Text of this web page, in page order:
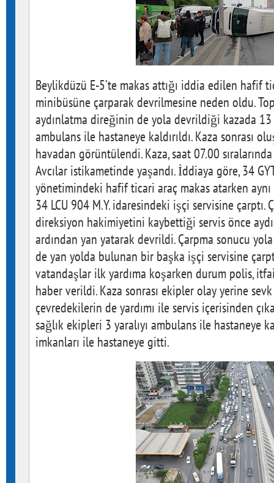
Beylikdüzü E-5’te makas attığı iddia edilen hafif
minibüsüne çarparak devrilmesine neden oldu.
aydınlatma direğinin de yola devrildiği kazada
ambulans ile hastaneye kaldırıldı. Kaza sonrası
havadan görüntülendi. Kaza, saat 07.00
Avcılar istikametinde yaşandı. İddiaya göre, 34
yönetimindeki hafif ticari araç makas atarken
34 LCU 904 M.Y. idaresindeki işçi servisine çarptı.
direksiyon hakimiyetini kaybettiği servis önce
ardından yan yatarak devrildi. Çarpma sonucu
de yan yolda bulunan bir başka işçi servisine
vatandaşlar ilk yardıma koşarken durum polis,
haber verildi. Kaza sonrası ekipler olay yerine
çevredekilerin de yardımı ile servis içerisinden
sağlık ekipleri 3 yaralıyı ambulans ile hastaneye
imkanları ile hastaneye gitti.